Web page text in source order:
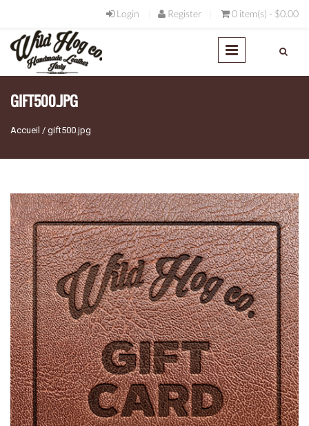
Login Register 0 item(s) - $0.00
GIFT500.JPG
Accueil / gift500.jpg